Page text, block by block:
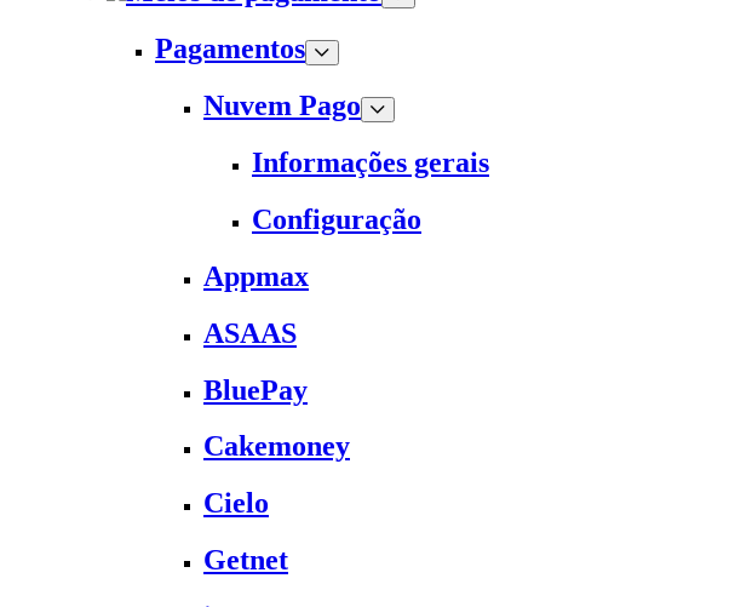
Pagamentos
Nuvem Pago
Informações gerais
Configuração
Appmax
ASAAS
BluePay
Cakemoney
Cielo
Getnet